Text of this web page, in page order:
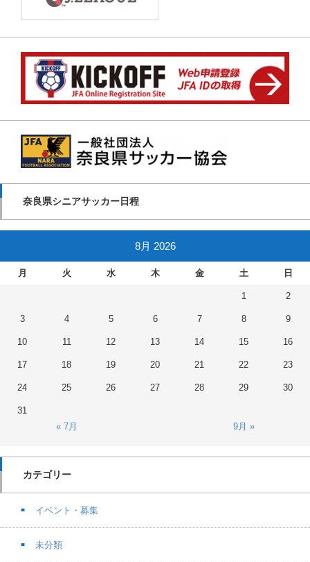
奈良県シニアサッカー日程
8月 2026
月 火 水 木 金 土 日
1 2
3 4 5 6 7 8 9
10 11 12 13 14 15 16
17 18 19 20 21 22 23
24 25 26 27 28 29 30
31
« 7月
9月 »
カテゴリー
イベント・募集
未分類